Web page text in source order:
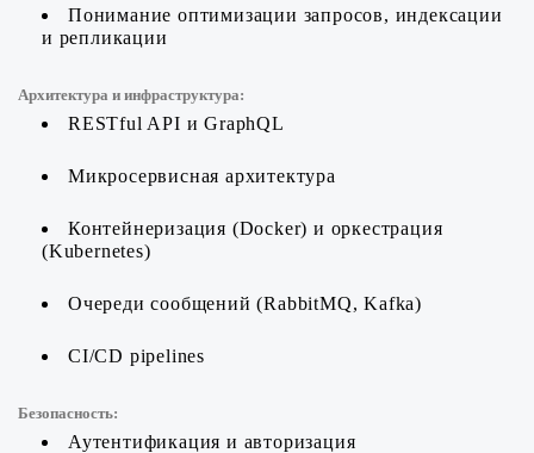
Понимание оптимизации запросов, индексации
и репликации
Архитектура и инфраструктура:
RESTful API и GraphQL
Микросервисная архитектура
Контейнеризация (Docker) и оркестрация
(Kubernetes)
Очереди сообщений (RabbitMQ, Kafka)
CI/CD pipelines
Безопасность:
Аутентификация и авторизация